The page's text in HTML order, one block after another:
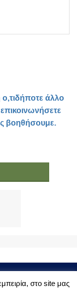
άλλο
βοηθήσουμε.
στο site μας